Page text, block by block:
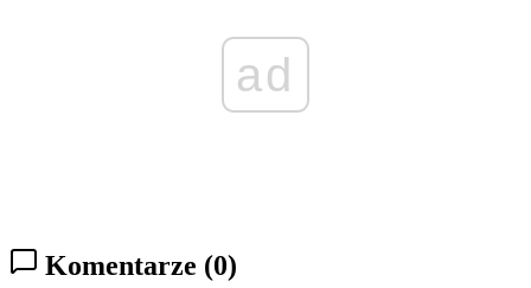
ad
Komentarze (0)